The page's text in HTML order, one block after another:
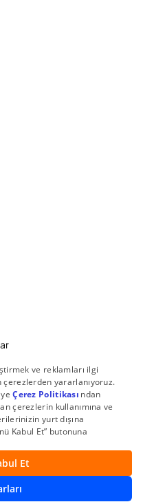
AŞ. Tüm Hakları